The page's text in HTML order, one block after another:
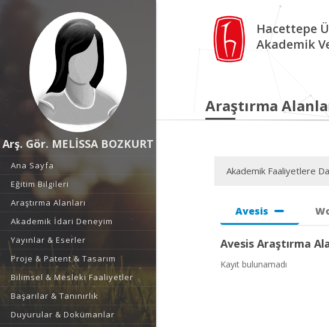
Arş. Gör. MELİSSA BOZKURT
Ana Sayfa
Eğitim Bilgileri
Araştırma Alanları
Akademik İdari Deneyim
Yayınlar & Eserler
Proje & Patent & Tasarım
Bilimsel & Mesleki Faaliyetler
Başarılar & Tanınırlık
Duyurular & Dokümanlar
Hacettepe
Akademik
Araştırma
Akademik Faaliyetlere
Avesis
Avesis Araştırma
Kayıt bulunamadı